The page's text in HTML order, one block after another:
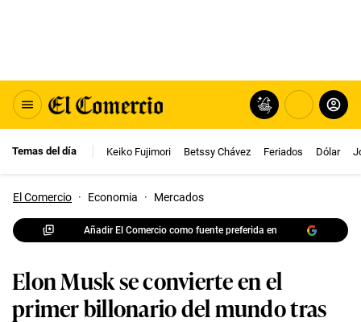
Temas del día Keiko Fujimori Betssy Chávez Feriados Dólar
El Comercio · Economia · Mercados
Añadir El Comercio como fuente preferida en
Elon Musk se convierte en el
primer billonario del mundo tras